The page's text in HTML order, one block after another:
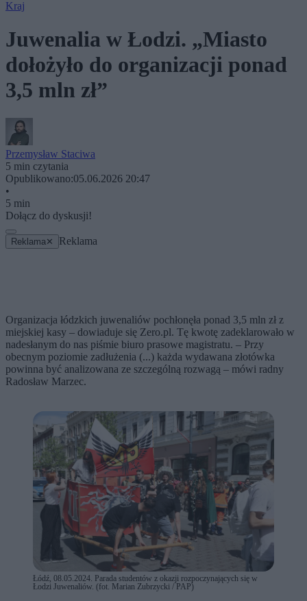
Kraj
Juwenalia w Łodzi. „Miasto
dołożyło do organizacji ponad
3,5 mln zł”
Przemysław Staciwa
5 min czytania
Opublikowano:05.06.2026 20:47
•
5 min
Dołącz do dyskusji!
Reklama ✕ Reklama
Organizacja łódzkich juwenaliów pochłonęła ponad 3,5 mln zł z
miejskiej kasy – dowiaduje się Zero.pl. Tę kwotę zadeklarowało w
nadesłanym do nas piśmie biuro prasowe magistratu. – Przy
obecnym poziomie zadłużenia (...) każda wydawana złotówka
powinna być analizowana ze szczególną rozwagą – mówi radny
Radosław Marzec.
Łódź, 08.05.2024. Parada studentów z okazji rozpoczynających się w
Łodzi Juwenaliów. (fot. Marian Zubrzycki / PAP)